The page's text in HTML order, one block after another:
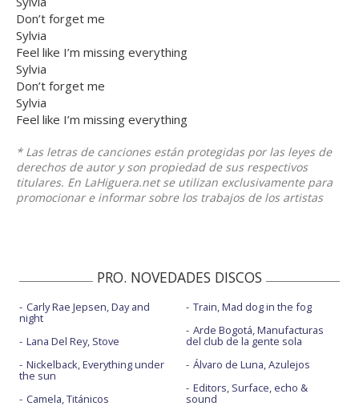
Don’t forget me
Sylvia
Feel like I’m missing everything
Sylvia
Don’t forget me
Sylvia
Feel like I’m missing everything
* Las letras de canciones están protegidas por las leyes de
derechos de autor y son propiedad de sus respectivos
titulares. En LaHiguera.net se utilizan exclusivamente para
promocionar e informar sobre los trabajos de los artistas
PRO. NOVEDADES DISCOS
Carly Rae Jepsen, Day and
night
Lana Del Rey, Stove
Nickelback, Everything under
the sun
Camela, Titánicos
Train, Mad dog in the fog
Arde Bogotá, Manufacturas
del club de la gente sola
Álvaro de Luna, Azulejos
Editors, Surface, echo &
sound